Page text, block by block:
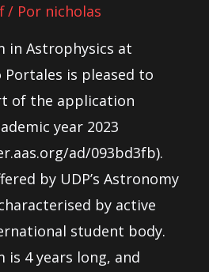
/ Por nicholas
in Astrophysics at
Portales is pleased to
of the application
year 2023
ad/093bd3fb).
by UDP’s Astronomy
by active
student body.
is 4 years long, and